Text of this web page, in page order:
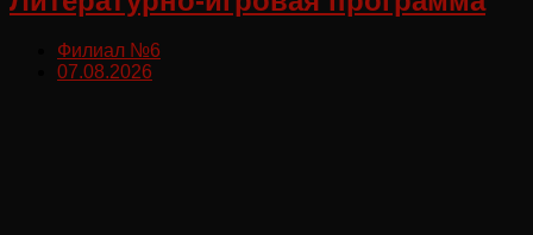
Филиал №6
07.08.2026